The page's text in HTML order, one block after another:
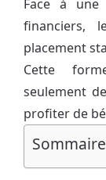
Face à une
financiers,
placement
Cette
seulement
profiter de
Sommaire